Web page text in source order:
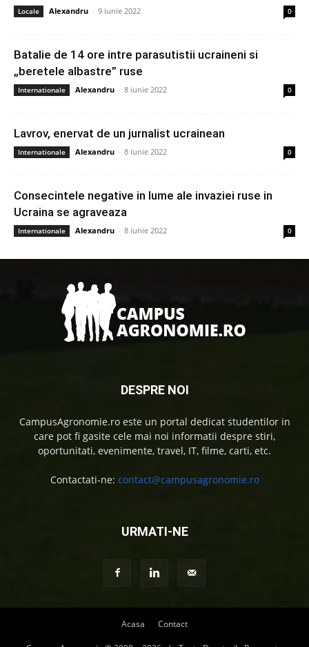
Locale Alexandru - 9 iunie 2022 0
Batalie de 14 ore intre parasutistii ucraineni si
„beretele albastre” ruse
Internationale Alexandru - 8 iunie 2022 0
Lavrov, enervat de un jurnalist ucrainean
Internationale Alexandru - 8 iunie 2022 0
Consecintele negative in lume ale invaziei ruse in
Ucraina se agraveaza
Internationale Alexandru - 8 iunie 2022 0
DESPRE NOI
CampusAgronomie.ro este un portal dedicat studentilor in
care pot fi gasite cele mai noi informatii despre stiri,
oportunitati, evenimente, travel, IT, filme, carti, etc.
Contactati-ne: contact@campusagronomie.ro
URMATI-NE
Acasa Contact